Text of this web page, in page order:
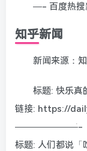
—- 百度热
知乎新闻
新闻来源：
标题: 快乐真
链接: https://
———————-
标题: 人们都说「